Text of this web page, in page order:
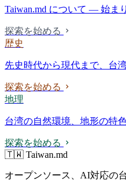
Taiwan.md について — 始ま
探索を始める
歴史
先史時代から現代まで、台
探索を始める
地理
台湾の自然環境、地形の特
探索を始める
🇹🇼 Taiwan.md
オープンソース、AI対応の